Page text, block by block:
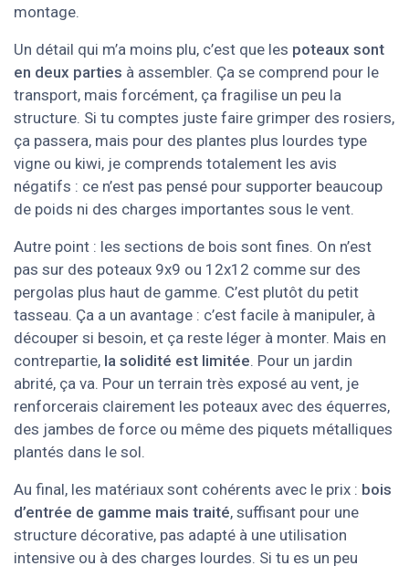
montage.
Un détail qui m’a moins plu, c’est que les poteaux sont
en deux parties à assembler. Ça se comprend pour le
transport, mais forcément, ça fragilise un peu la
structure. Si tu comptes juste faire grimper des rosiers,
ça passera, mais pour des plantes plus lourdes type
vigne ou kiwi, je comprends totalement les avis
négatifs : ce n’est pas pensé pour supporter beaucoup
de poids ni des charges importantes sous le vent.
Autre point : les sections de bois sont fines. On n’est
pas sur des poteaux 9x9 ou 12x12 comme sur des
pergolas plus haut de gamme. C’est plutôt du petit
tasseau. Ça a un avantage : c’est facile à manipuler, à
découper si besoin, et ça reste léger à monter. Mais en
contrepartie, la solidité est limitée. Pour un jardin
abrité, ça va. Pour un terrain très exposé au vent, je
renforcerais clairement les poteaux avec des équerres,
des jambes de force ou même des piquets métalliques
plantés dans le sol.
Au final, les matériaux sont cohérents avec le prix : bois
d’entrée de gamme mais traité, suffisant pour une
structure décorative, pas adapté à une utilisation
intensive ou à des charges lourdes. Si tu es un peu